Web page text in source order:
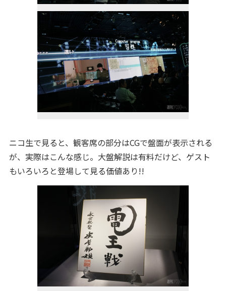
ニコ生で見ると、観客席の部分はCGで盤面が表示される
が、実際はこんな感じ。大盤解説は有料だけど、ゲスト
もいろいろと登場して見る価値あり!!